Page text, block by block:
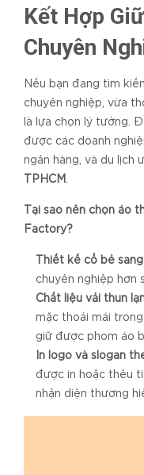
Kết Hợp
Chuyên
Nếu bạn đang tìm
chuyên nghiệp, vừa
là lựa chọn lý tưởng.
được các doanh
ngân hàng, và du lịch
TPHCM
Tại sao nên chọn áo
Factory?
Thiết kế cổ bẻ
chuyên nghiệp hơn
Chất liệu vải thun
mặc thoải mái
giữ được phom áo
In logo và slogan
được in hoặc thêu
nhận diện thương